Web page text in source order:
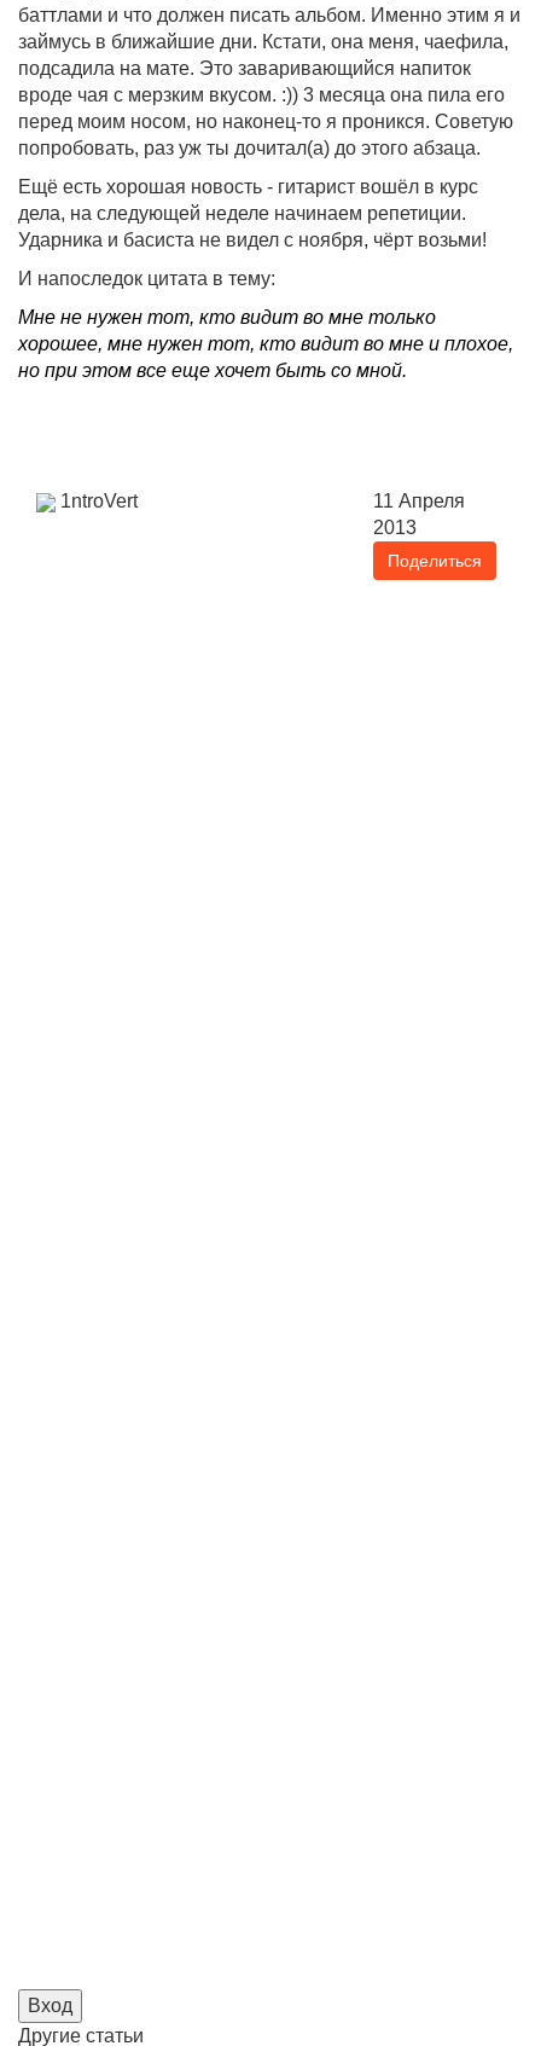
баттлами и что должен писать альбом. Именно этим я и
займусь в ближайшие дни. Кстати, она меня, чаефила,
подсадила на мате. Это заваривающийся напиток
вроде чая с мерзким вкусом. :)) 3 месяца она пила его
перед моим носом, но наконец-то я проникся. Советую
попробовать, раз уж ты дочитал(а) до этого абзаца.
Ещё есть хорошая новость - гитарист вошёл в курс
дела, на следующей неделе начинаем репетиции.
Ударника и басиста не видел с ноября, чёрт возьми!
И напоследок цитата в тему:
Мне не нужен тот, кто видит во мне только
хорошее, мне нужен тот, кто видит во мне и плохое,
но при этом все еще хочет быть со мной.
1ntroVert
11 Апреля
2013
Поделиться
Вход
Другие статьи